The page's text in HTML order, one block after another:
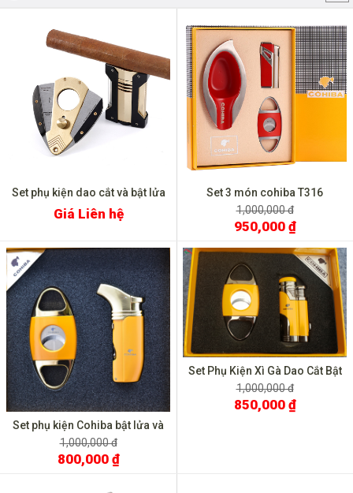
Set phụ kiện dao cắt và bật lửa
HB 210
Giá Liên hệ
Set 3 món cohiba T316
1,000,000 đ
950,000 ₫
Set phụ kiện Cohiba bật lửa và
dao cắt HB 422
1,000,000 đ
800,000 ₫
Set Phụ Kiện Xì Gà Dao Cắt Bật
Lửa T-14A
1,000,000 đ
850,000 ₫